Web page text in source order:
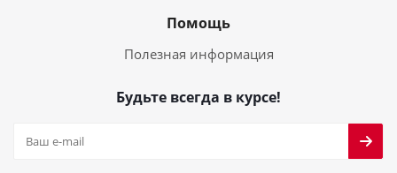
Помощь
Полезная информация
Будьте всегда в курсе!